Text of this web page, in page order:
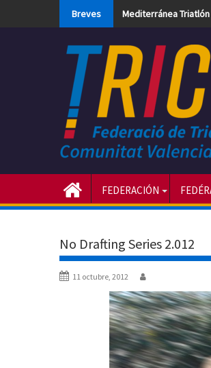
Breves Mediterránea
FEDERACIÓN
No Drafting Series 2.012
11 octubre, 2012